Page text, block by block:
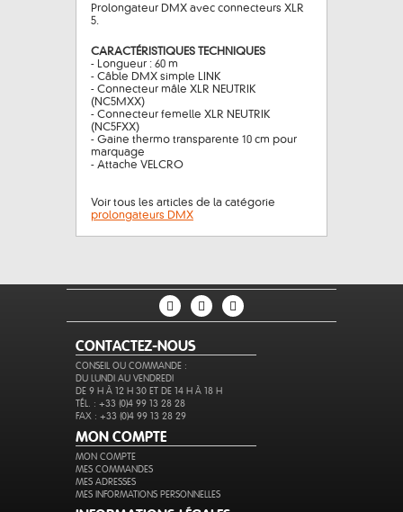
Prolongateur DMX avec connecteurs XLR
5.
CARACTÉRISTIQUES TECHNIQUES
- Longueur : 60 m
- Câble DMX simple LINK
- Connecteur mâle XLR NEUTRIK
(NC5MXX)
- Connecteur femelle XLR NEUTRIK
(NC5FXX)
- Gaine thermo transparente 10 cm pour
marquage
- Attache VELCRO
Voir tous les articles de la catégorie
prolongateurs DMX
CONTACTEZ-NOUS
CONSEIL OU COMMANDE :
DU LUNDI AU VENDREDI
DE 9 H À 12 H 30 ET DE 14 H À 18 H
TÉL. : +33 (0)4 99 13 28 28
FAX : +33 (0)4 99 13 28 29
MON COMPTE
MON COMPTE
MES COMMANDES
MES ADRESSES
MES INFORMATIONS PERSONNELLES